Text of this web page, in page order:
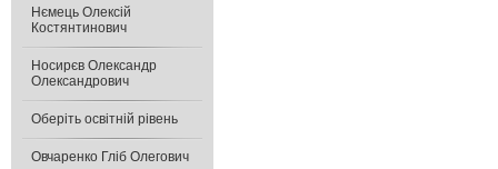
Нємець Олексій
Костянтинович
Носирєв Олександр
Олександрович
Оберіть освітній рівень
Овчаренко Гліб Олегович